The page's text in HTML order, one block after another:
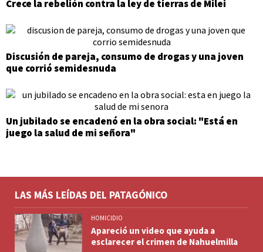
Crece la rebelión contra la ley de tierras de Milei
Discusión de pareja, consumo de drogas y una joven
que corrió semidesnuda
Un jubilado se encadenó en la obra social: "Está en
juego la salud de mi señora"
LAS MÁS LEÍDAS DEL PATAGÓNICO
HOMICIDIO
Apareció un video que ayuda a
esclarecer el crimen de Nahuelmilla